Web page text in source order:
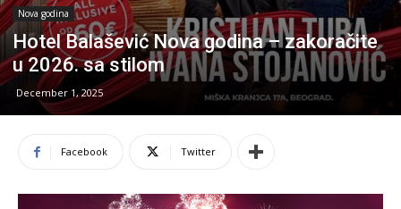
Nova godina
Hotel Balašević Nova godina – zakoračite
u 2026. sa stilom
December 1, 2025
Facebook Twitter